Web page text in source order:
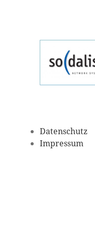
sodalis
Datenschutz
Impressum